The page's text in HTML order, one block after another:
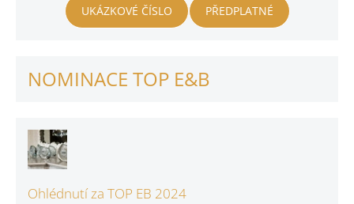
UKÁZKOVÉ ČÍSLO PŘEDPLATNÉ
NOMINACE TOP E&B
Ohlédnutí za TOP EB 2024